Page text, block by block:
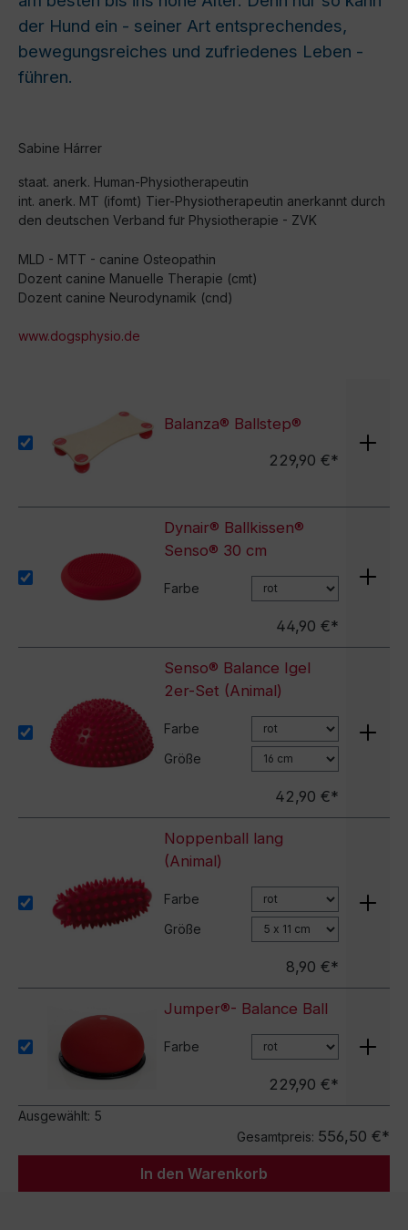
der Hund ein - seiner Art entsprechendes,
bewegungsreiches und zufriedenes Leben -
führen.
Sabine Hárrer
staat. anerk. Human-Physiotherapeutin
int. anerk. MT (ifomt) Tier-Physiotherapeutin anerkannt durch
den deutschen Verband fur Physiotherapie - ZVK
MLD - MTT - canine Osteopathin
Dozent canine Manuelle Therapie (cmt)
Dozent canine Neurodynamik (cnd)
www.dogsphysio.de
Balanza® Ballstep®
229,90 €*
Dynair® Ballkissen®
Senso® 30 cm
Farbe
44,90 €*
Senso® Balance Igel
2er-Set (Animal)
Farbe
Größe
42,90 €*
Noppenball lang
(Animal)
Farbe
Größe
8,90 €*
Jumper®- Balance Ball
Farbe
229,90 €*
Ausgewählt: 5
Gesamtpreis: 556,50 €*
In den Warenkorb